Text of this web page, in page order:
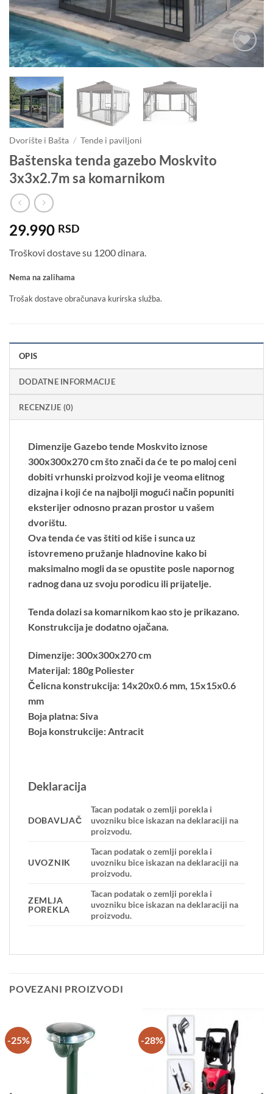
Dodaj u
Dvorište i Bašta / Tende i paviljoni
Baštenska tenda gazebo Moskvito
3x3x2.7m sa komarnikom
29.990 RSD
Troškovi dostave su 1200 dinara.
Nema na zalihama
Trošak dostave obračunava kurirska služba.
OPIS
DODATNE INFORMACIJE
RECENZIJE (0)
Dimenzije Gazebo tende Moskvito iznose
300x300x270 cm što znači da će te po maloj ceni
dobiti vrhunski proizvod koji je veoma elitnog
dizajna i koji će na najbolji mogući način popuniti
eksterijer odnosno prazan prostor u vašem
dvorištu.
Ova tenda će vas štiti od kiše i sunca uz
istovremeno pružanje hladnovine kako bi
maksimalno mogli da se opustite posle napornog
radnog dana uz svoju porodicu ili prijatelje.
Tenda dolazi sa komarnikom kao sto je prikazano.
Konstrukcija je dodatno ojačana.
Dimenzije: 300x300x270 cm
Materijal: 180g Poliester
Čelicna konstrukcija: 14x20x0.6 mm, 15x15x0.6
mm
Boja platna: Siva
Boja konstrukcije: Antracit
Deklaracija
DOBAVLJAČ
Tacan podatak o zemlji porekla i
uvozniku bice iskazan na deklaraciji na
proizvodu.
UVOZNIK
Tacan podatak o zemlji porekla i
uvozniku bice iskazan na deklaraciji na
proizvodu.
ZEMLJA
POREKLA
Tacan podatak o zemlji porekla i
uvozniku bice iskazan na deklaraciji na
proizvodu.
POVEZANI PROIZVODI
-25% -28%